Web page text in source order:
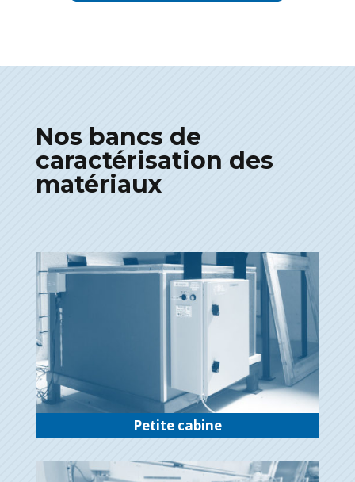
Nos bancs de
caractérisation des
matériaux
Petite cabine